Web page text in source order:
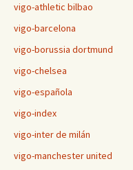
vigo-athletic bilbao
vigo-barcelona
vigo-borussia dortmund
vigo-chelsea
vigo-española
vigo-index
vigo-inter de milán
vigo-manchester united